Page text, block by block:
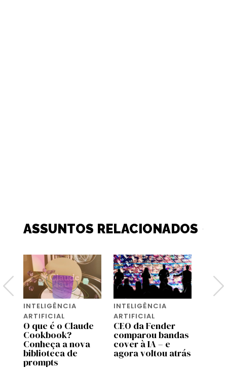
ASSUNTOS RELACIONADOS
INTELIGÊNCIA
ARTIFICIAL
O que é o Claude
Cookbook?
Conheça a nova
biblioteca de
prompts
INTELIGÊNCIA
ARTIFICIAL
CEO da Fender
comparou bandas
cover à IA – e
agora voltou atrás